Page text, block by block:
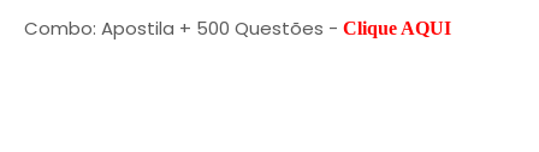
Combo: Apostila + 500 Questões - Clique AQUI